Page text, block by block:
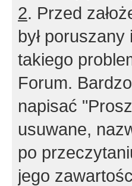
2. Przed
był
takiego
Forum.
napisać
usuwane,
po
jego